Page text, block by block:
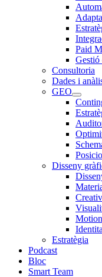
Paid
Gestió
Consultoria
Dades i
GEO
Disseny
Estratègia
Podcast
Bloc
Smart Team